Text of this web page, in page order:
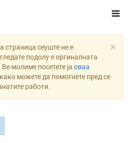
×
страница сеуште не е
подолу е оргиналната
молиме посетете ја оваа
можете да помогнете пред се
работи.